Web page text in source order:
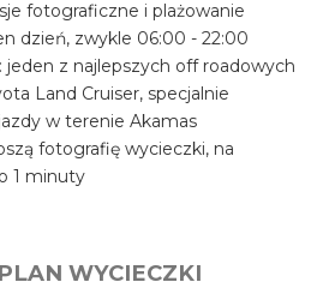
fotograficzne i plażowanie
dzień, zwykle 06:00 - 22:00
jeden z najlepszych off roadowych
Land Cruiser, specjalnie
w terenie Akamas
fotografię wycieczki, na
1 minuty
WYCIECZKI